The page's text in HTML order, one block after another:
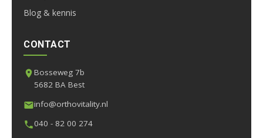
Blog & kennis
CONTACT
Bosseweg 7b
5682 BA Best
info@orthovitality.nl
040 - 82 00 274